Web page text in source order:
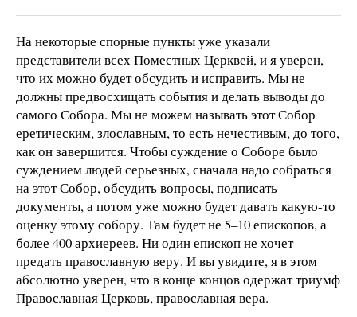
На некоторые спорные пункты уже указали
представители всех Поместных Церквей, и я уверен,
что их можно будет обсудить и исправить. Мы не
должны предвосхищать события и делать выводы до
самого Собора. Мы не можем называть этот Собор
еретическим, злославным, то есть нечестивым, до того,
как он завершится. Чтобы суждение о Соборе было
суждением людей серьезных, сначала надо собраться
на этот Собор, обсудить вопросы, подписать
документы, а потом уже можно будет давать какую-то
оценку этому собору. Там будет не 5–10 епископов, а
более 400 архиереев. Ни один епископ не хочет
предать православную веру. И вы увидите, я в этом
абсолютно уверен, что в конце концов одержат триумф
Православная Церковь, православная вера.